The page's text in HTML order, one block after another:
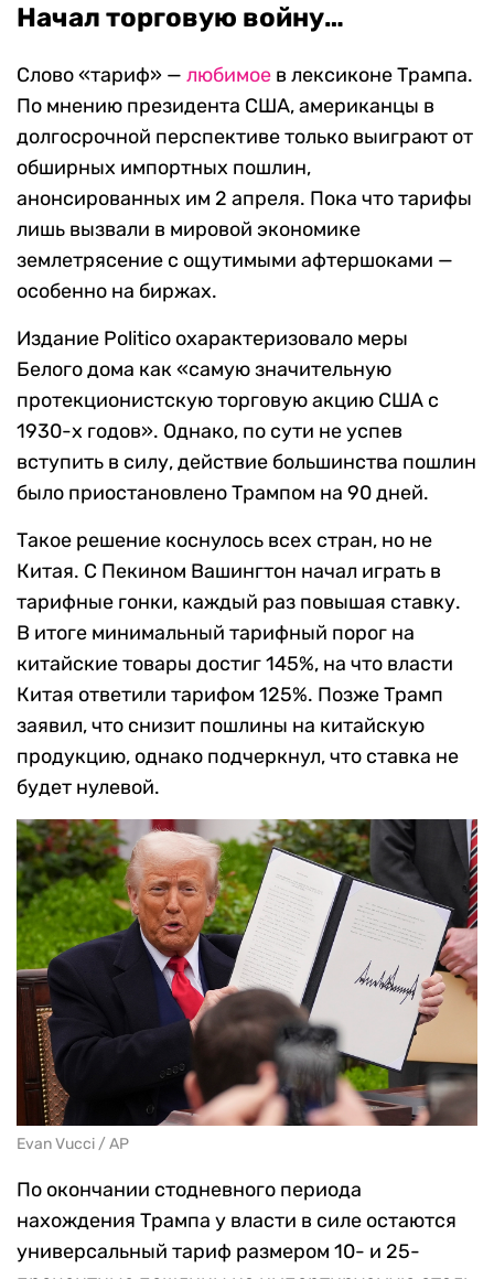
Начал торговую войну…
Слово «тариф» — любимое в лексиконе Трампа.
По мнению президента США, американцы в
долгосрочной перспективе только выиграют от
обширных импортных пошлин,
анонсированных им 2 апреля. Пока что тарифы
лишь вызвали в мировой экономике
землетрясение с ощутимыми афтершоками —
особенно на биржах.
Издание Politico охарактеризовало меры
Белого дома как «самую значительную
протекционистскую торговую акцию США с
1930-х годов». Однако, по сути не успев
вступить в силу, действие большинства пошлин
было приостановлено Трампом на 90 дней.
Такое решение коснулось всех стран, но не
Китая. С Пекином Вашингтон начал играть в
тарифные гонки, каждый раз повышая ставку.
В итоге минимальный тарифный порог на
китайские товары достиг 145%, на что власти
Китая ответили тарифом 125%. Позже Трамп
заявил, что снизит пошлины на китайскую
продукцию, однако подчеркнул, что ставка не
будет нулевой.
Evan Vucci / AP
По окончании стодневного периода
нахождения Трампа у власти в силе остаются
универсальный тариф размером 10- и 25-